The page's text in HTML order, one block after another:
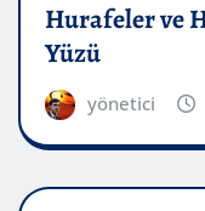
Hurafeler ve
Yüzü
yönetici